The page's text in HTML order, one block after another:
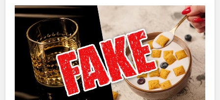
Découvrez
Darktable,
Le
Logiciel
Photo
Open
Source